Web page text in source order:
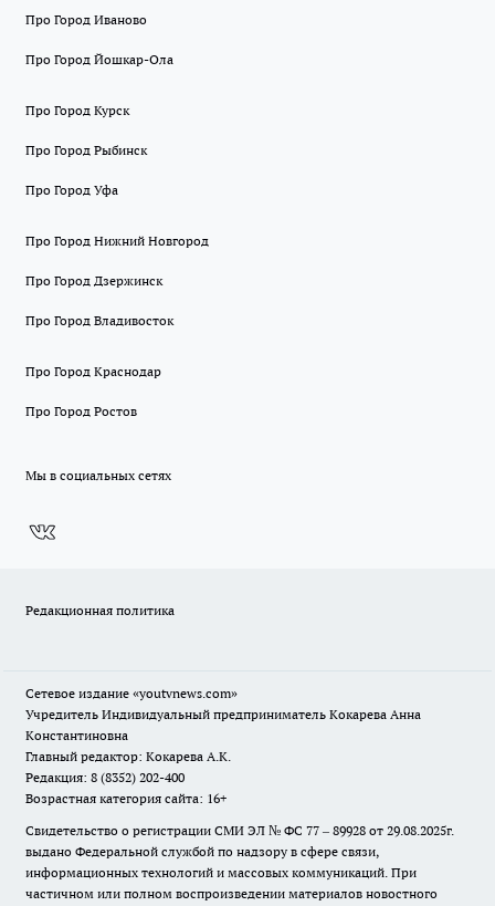
Про Город Иваново
Про Город Йошкар-Ола
Про Город Курск
Про Город Рыбинск
Про Город Уфа
Про Город Нижний Новгород
Про Город Дзержинск
Про Город Владивосток
Про Город Краснодар
Про Город Ростов
Мы в социальных сетях
Редакционная политика
Сетевое издание «youtvnews.com»
Учредитель Индивидуальный предприниматель Кокарева Анна
Константиновна
Главный редактор: Кокарева А.К.
Редакция: 8 (8352) 202-400
Возрастная категория сайта: 16+
Свидетельство о регистрации СМИ ЭЛ № ФС 77 – 89928 от 29.08.2025г.
выдано Федеральной службой по надзору в сфере связи,
информационных технологий и массовых коммуникаций. При
частичном или полном воспроизведении материалов новостного